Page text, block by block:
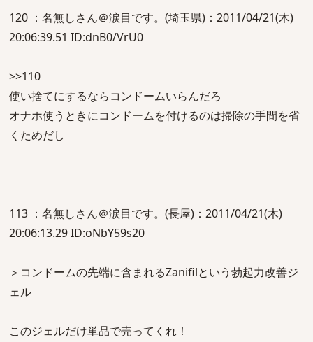
120 ：名無しさん＠涙目です。(埼玉県)：2011/04/21(木)
20:06:39.51 ID:dnB0/VrU0
>>110
使い捨てにするならコンドームいらんだろ
オナホ使うときにコンドームを付けるのは掃除の手間を省
くためだし
113 ：名無しさん＠涙目です。(長屋)：2011/04/21(木)
20:06:13.29 ID:oNbY59s20
＞コンドームの先端に含まれるZanifilという勃起力改善ジ
ェル
このジェルだけ単品で売ってくれ！